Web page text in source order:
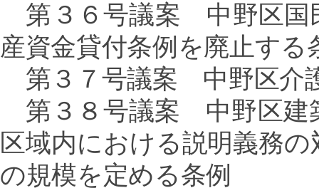
第３６号議案 中野区国
産資金貸付条例を廃止する
第３７号議案 中野区介
第３８号議案 中野区建
区域内における説明義務
の規模を定める条例